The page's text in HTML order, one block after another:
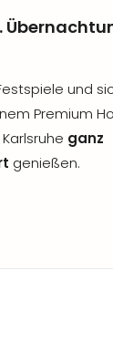
und
Premium
ganz
genießen.